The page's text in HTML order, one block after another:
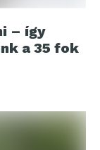
– így
a 35 fok